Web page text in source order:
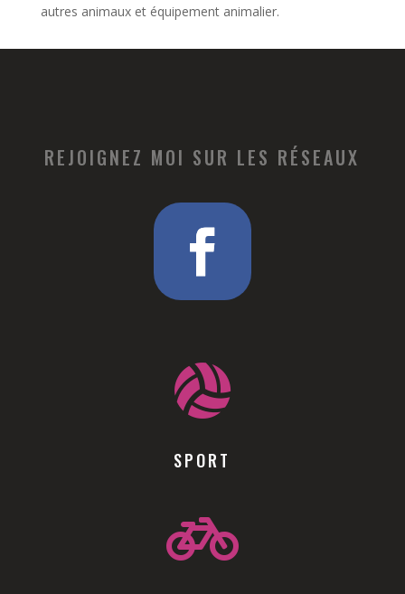
autres animaux et équipement animalier.
REJOIGNEZ MOI SUR LES RÉSEAUX

SPORT
